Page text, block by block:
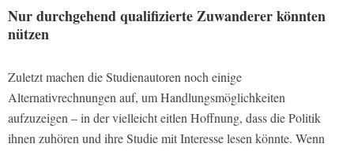
Nur durchgehend qualifizierte Zuwanderer könnten
nützen
Zuletzt machen die Studienautoren noch einige
Alternativrechnungen auf, um Handlungsmöglichkeiten
aufzuzeigen – in der vielleicht eitlen Hoffnung, dass die Politik
ihnen zuhören und ihre Studie mit Interesse lesen könnte. Wenn